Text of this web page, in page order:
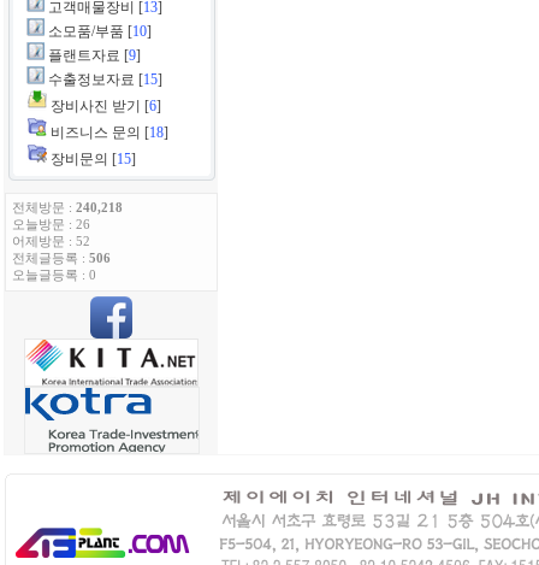
고객매물장비 [13]
소모품/부품 [10]
플랜트자료 [9]
수출정보자료 [15]
장비사진 받기 [6]
비즈니스 문의 [18]
장비문의 [15]
전체방문 : 240,218
오늘방문 : 26
어제방문 : 52
전체글등록 : 506
오늘글등록 : 0